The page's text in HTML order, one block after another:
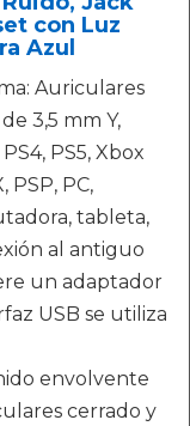
con Luz
Azul
Auriculares
3,5 mm Y,
PS5, Xbox
PC,
tableta,
al antiguo
un adaptador
USB se utiliza
envolvente
cerrado y